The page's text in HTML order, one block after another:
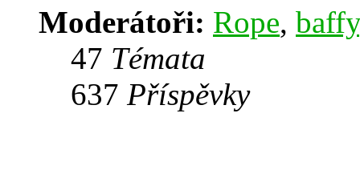
Moderátoři: Rope, baffy
47 Témata
637 Příspěvky